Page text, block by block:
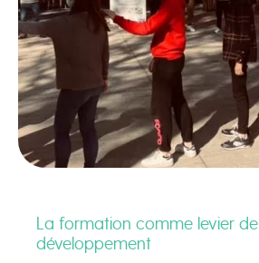
La formation comme levier de
développement